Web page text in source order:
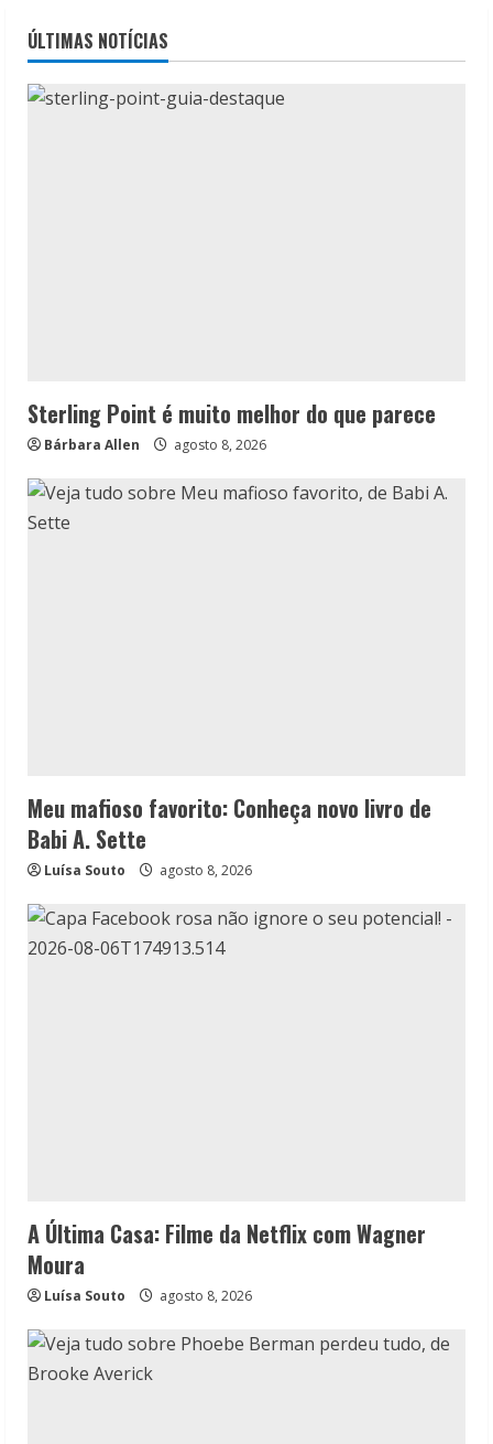
ÚLTIMAS NOTÍCIAS
Sterling Point é muito melhor do que parece
Bárbara Allen agosto 8, 2026
Meu mafioso favorito: Conheça novo livro de
Babi A. Sette
Luísa Souto agosto 8, 2026
A Última Casa: Filme da Netflix com Wagner
Moura
Luísa Souto agosto 8, 2026